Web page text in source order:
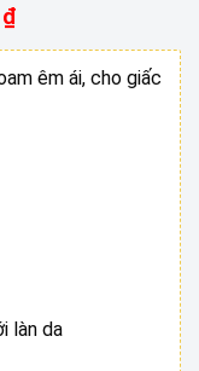
₫Khoảng
giá:
từêm ái, cho giấc
làn da